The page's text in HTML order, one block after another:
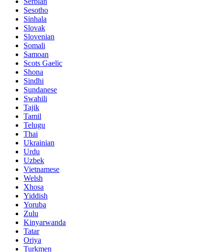
Sesotho
Sinhala
Slovak
Slovenian
Somali
Samoan
Scots Gaelic
Shona
Sindhi
Sundanese
Swahili
Tajik
Tamil
Telugu
Thai
Ukrainian
Urdu
Uzbek
Vietnamese
Welsh
Xhosa
Yiddish
Yoruba
Zulu
Kinyarwanda
Tatar
Oriya
Turkmen